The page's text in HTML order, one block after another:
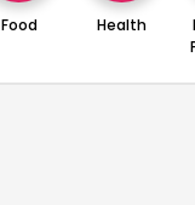
Food Health